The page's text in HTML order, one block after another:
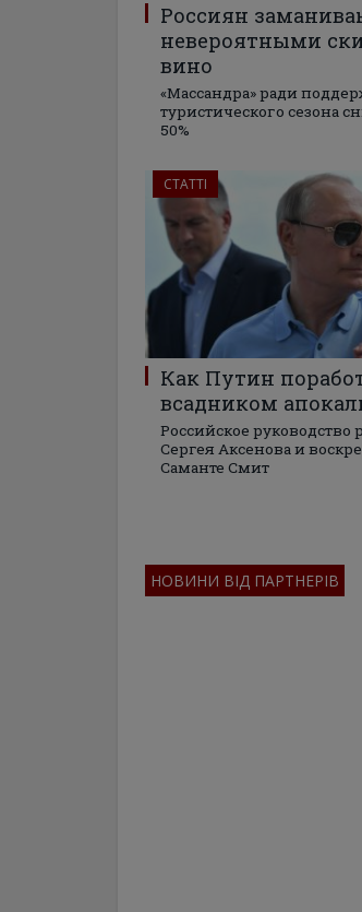
Россиян
невероятными
вино
«Массандра» ради
туристического сезона
50%
СТАТТІ
Как Путин
всадником
Российское руководство
Сергея Аксенова и
Саманте Смит
НОВИНИ ВІД ПАРТНЕРІВ